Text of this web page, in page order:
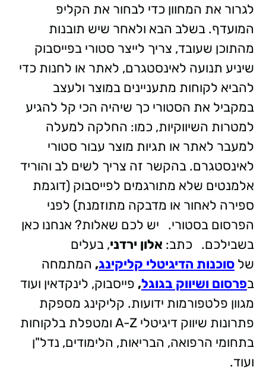
לגרור את המחוון כדי לבחור את הקליפ
המועדף. בשלב הבא ולאחר שיש תובנות
מהתוכן שעובד, צריך לייצר סטורי בפייסבוק
שיניע תנועה לאינסטגרם, לאתר או לחנות כדי
להביא לקוחות מתעניינים במוצר ולעצב
במקביל את הסטורי כך שיהיה הכי קל להגיע
למטרות השיווקיות, כמו: החלקה למעלה
למעבר לאתר או תגיות מוצר עבור סטורי
לאינסטגרם. בהקשר זה צריך לשים לב והוריד
אלמנטים שלא מתורגמים לפייסבוק (דוגמת
ספירה לאחור או מדבקה מתוזמנת) לפני
הפרסום בסטורי. יש לכם שאלות? אנחנו כאן
בשבילכם. כתב: אלון ירדני, בעלים
של סוכנות הדיגיטלי קליקינג, המתמחה
בפרסום ושיווק בגוגל, פייסבוק, לינקדאין ועוד
מגוון פלטפורמות ידועות. קליקינג מספקת
פתרונות שיווק דיגיטלי A-Z ומטפלת בלקוחות
בתחומי הרפואה, הבריאות, הלימודים, נדל"ן
ועוד.